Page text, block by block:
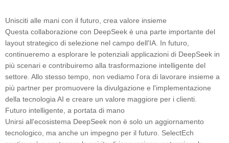
Unisciti alle mani con il futuro, crea valore insieme
Questa collaborazione con DeepSeek è una parte importante del
layout strategico di selezione nel campo dell'IA. In futuro,
continueremo a esplorare le potenziali applicazioni di DeepSeek in
più scenari e contribuiremo alla trasformazione intelligente del
settore. Allo stesso tempo, non vediamo l'ora di lavorare insieme a
più partner per promuovere la divulgazione e l'implementazione
della tecnologia AI e creare un valore maggiore per i clienti.
Futuro intelligente, a portata di mano
Unirsi all'ecosistema DeepSeek non è solo un aggiornamento
tecnologico, ma anche un impegno per il futuro. SelectEch